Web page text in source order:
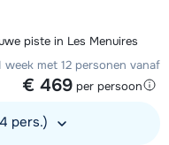
piste in Les Menuires
week met 12 personen vanaf
€ 469 per persoon
pers.)